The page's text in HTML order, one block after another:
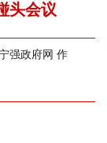
头会议
强政府网 作